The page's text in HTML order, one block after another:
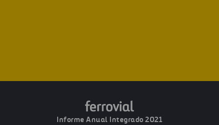
Informe Anual Integrado 2021